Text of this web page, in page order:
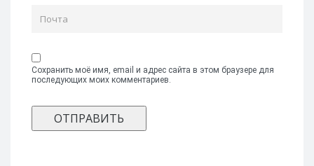
Сохранить моё имя, email и адрес сайта в этом браузере для
последующих моих комментариев.